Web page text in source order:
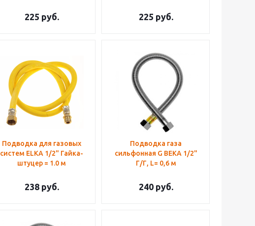
225 руб. 225 руб.
Подводка для газовых
систем ELKA 1/2" Гайка-
штуцер = 1.0 м
238руб.
Подводка газа
сильфонная G BEKA 1/2"
Г/Г, L= 0,6 м
240руб.